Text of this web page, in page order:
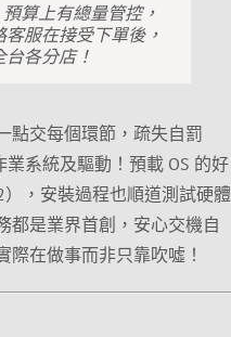
算上有總量管控，
服在接受下單後，
各分店！
點交每個環節，疏失自罰
系統及驅動！預載 OS 的好
，安裝過程也順道測試硬體
都是業界首創，安心交機自
在做事而非只靠吹噓！